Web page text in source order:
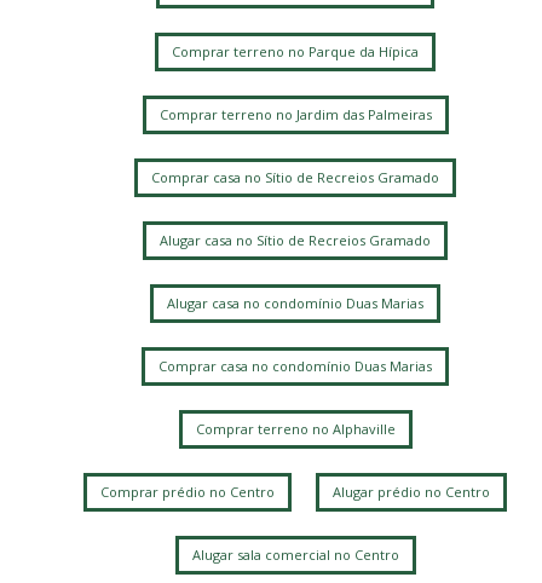
Comprar terreno no Parque da Hípica
Comprar terreno no Jardim das Palmeiras
Comprar casa no Sítio de Recreios Gramado
Alugar casa no Sítio de Recreios Gramado
Alugar casa no condomínio Duas Marias
Comprar casa no condomínio Duas Marias
Comprar terreno no Alphaville
Comprar prédio no Centro Alugar prédio no Centro
Alugar sala comercial no Centro